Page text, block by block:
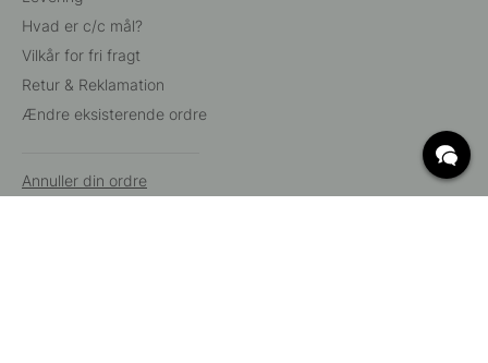
Hvad er c/c mål?
Vilkår for fri fragt
Retur & Reklamation
Ændre eksisterende ordre
Annuller din ordre